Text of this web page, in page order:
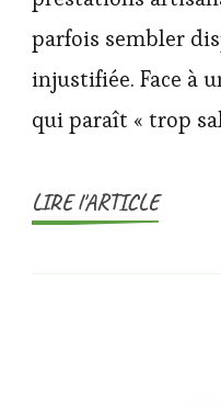
parfois sembler
injustifiée. Face à
qui paraît « trop
LIRE l'ARTICLE